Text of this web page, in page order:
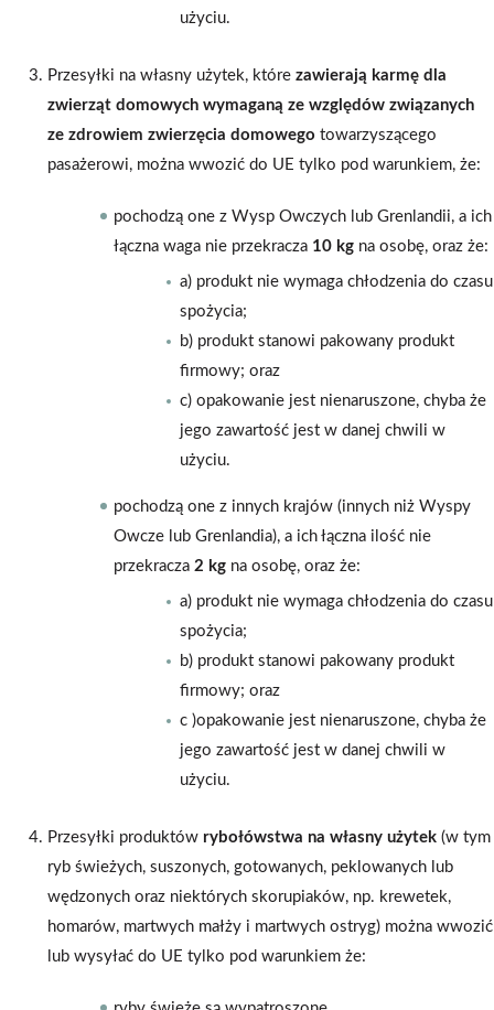
użyciu.
Przesyłki na własny użytek, które zawierają karmę dla
zwierząt domowych wymaganą ze względów związanych
ze zdrowiem zwierzęcia domowego towarzyszącego
pasażerowi, można wwozić do UE tylko pod warunkiem, że:
pochodzą one z Wysp Owczych lub Grenlandii, a ich
łączna waga nie przekracza 10 kgna osobę, oraz że:
a) produkt nie wymaga chłodzenia do czasu
spożycia;
b) produkt stanowi pakowany produkt
firmowy; oraz
c) opakowanie jest nienaruszone, chyba że
jego zawartość jest w danej chwili w
użyciu.
pochodzą one z innych krajów (innych niż Wyspy
Owcze lub Grenlandia), a ich łączna ilość nie
przekracza 2 kgna osobę, oraz że:
a) produkt nie wymaga chłodzenia do czasu
spożycia;
b) produkt stanowi pakowany produkt
firmowy; oraz
c )opakowanie jest nienaruszone, chyba że
jego zawartość jest w danej chwili w
użyciu.
Przesyłki produktów rybołówstwa na własny użytek(w tym
ryb świeżych, suszonych, gotowanych, peklowanych lub
wędzonych oraz niektórych skorupiaków, np. krewetek,
homarów, martwych małży i martwych ostryg) można wwozić
lub wysyłać do UE tylko pod warunkiem że: